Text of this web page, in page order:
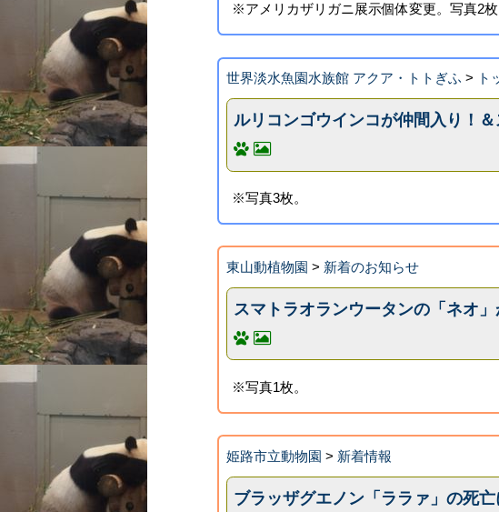
※アメリカザリガニ展示個体変更。写真2枚
世界淡水魚園水族館 アクア・トトぎふ > ト
ルリコンゴウインコが仲間入り！
※写真3枚。
東山動植物園 > 新着のお知らせ
スマトラオランウータンの「ネオ
※写真1枚。
姫路市立動物園 > 新着情報
ブラッザグエノン「ララァ」の死